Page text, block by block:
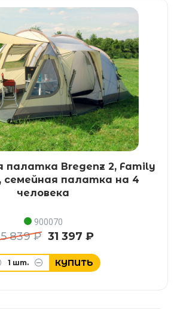
палатка Bregenz 2, Family
семейная палатка на 4
человека
900070
839 ₽ 31 397 ₽
1 шт. КУПИТЬ